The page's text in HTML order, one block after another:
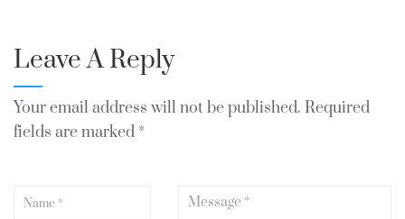
Leave A Reply
Your email address will not be published. Required
fields are marked *